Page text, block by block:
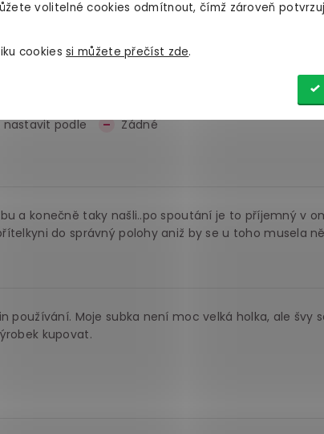
volitelné cookies odmítnout, čímž zároveň
cookiessi můžete přečíst zde.
Ty na zápěstí jsou z jiného materiálu, ale
víc. Postroj je celkově dobrý a je jednoduché si
postroj ráda doporučím.
nastavit podle
Žádné
a konečně taky našli..po spoutání je to příjemný v
do správný polohy aniž by se u toho musela
používání. Moje subka není moc velká holka, ale švy
kupovat.